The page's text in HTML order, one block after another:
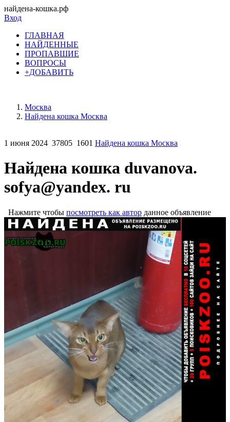
найдена-кошка.рф
Вход
ГЛАВНАЯ
НАЙДЕННЫЕ
ПРОПАВШИЕ
ВОПРОСЫ
+ДОБАВИТЬ
Москва
Найдена кошка Москва
1 июня 2024 37805 1601 Найдена кошка Москва
Найдена кошка duvanova.
sofya@yandex. ru
Нажмите чтобы посмотреть как автор данное объявление